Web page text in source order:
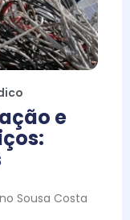
e
Sousa Costa